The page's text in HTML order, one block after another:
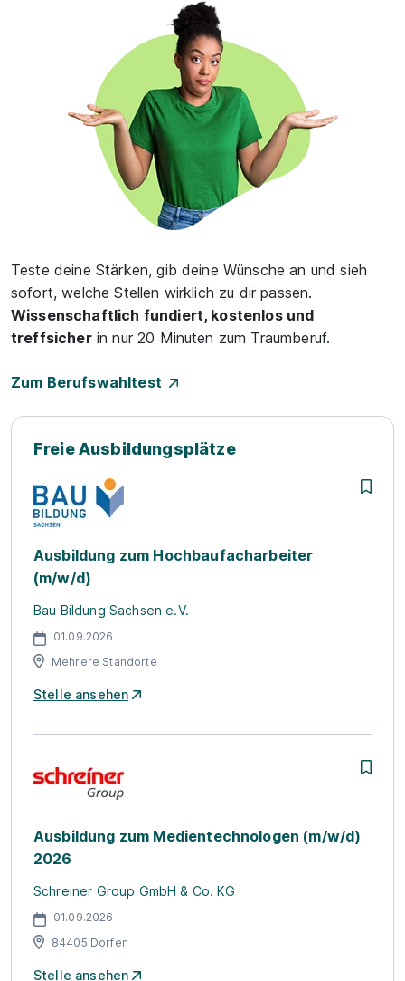
Teste deine Stärken, gib deine Wünsche an und sieh
sofort, welche Stellen wirklich zu dir passen.
Wissenschaftlich fundiert, kostenlos und
treffsicherin nur 20 Minuten zum Traumberuf.
Zum Berufswahltest
Freie Ausbildungsplätze
Ausbildung zum Hochbaufacharbeiter
(m/w/d)
Bau Bildung Sachsen e.V.
01.09.2026
Mehrere Standorte
Stelle ansehen
Ausbildung zum Medientechnologen (m/w/d)
2026
Schreiner Group GmbH & Co. KG
01.09.2026
84405 Dorfen
Stelle ansehen